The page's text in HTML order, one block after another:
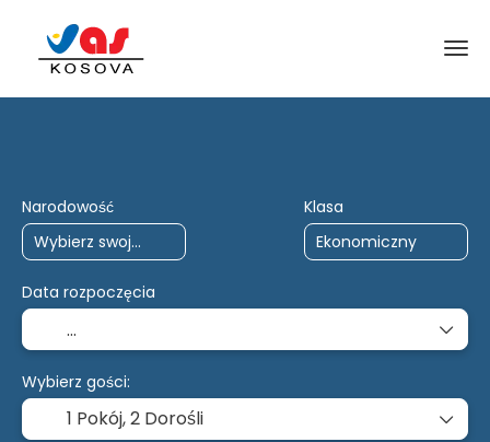
Narodowość Klasa
Data rozpoczęcia
Wybierz gości:
1 Pokój,2 Dorośli